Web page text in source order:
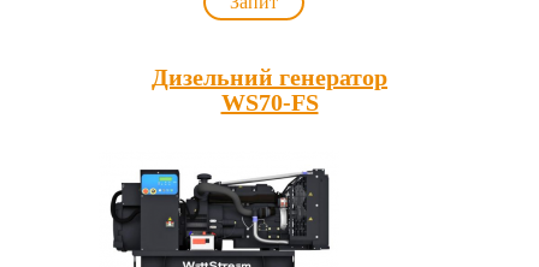
Дизельний генератор
WS70-FS